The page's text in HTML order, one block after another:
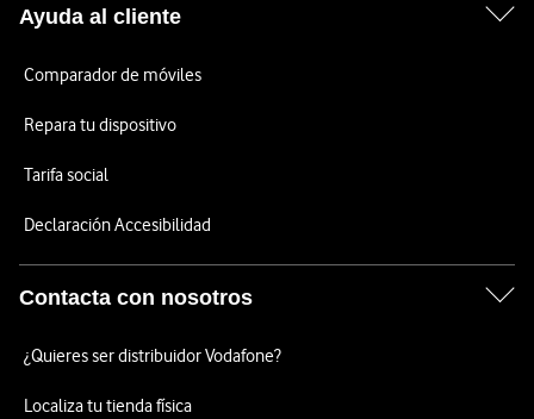
Ayuda al cliente
Comparador de móviles
Repara tu dispositivo
Tarifa social
Declaración Accesibilidad
Contacta con nosotros
¿Quieres ser distribuidor Vodafone?
Localiza tu tienda física